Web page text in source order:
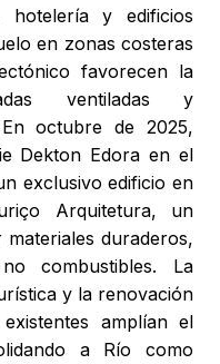
hotelería y edificios
en zonas costeras
favorecen la
ventiladas y
octubre de 2025,
Dekton Edora en el
exclusivo edificio en
Arquitetura, un
duraderos,
combustibles. La
y la renovación
amplían el
a Río como